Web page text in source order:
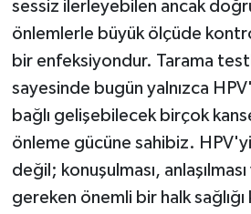
sessiz ilerleyebilen ancak
önlemlerle büyük ölçüde
bir enfeksiyondur. Tarama
sayesinde bugün yalnızca
bağlı gelişebilecek birçok
önleme gücüne sahibiz.
değil; konuşulması, anlaşılması
gereken önemli bir halk